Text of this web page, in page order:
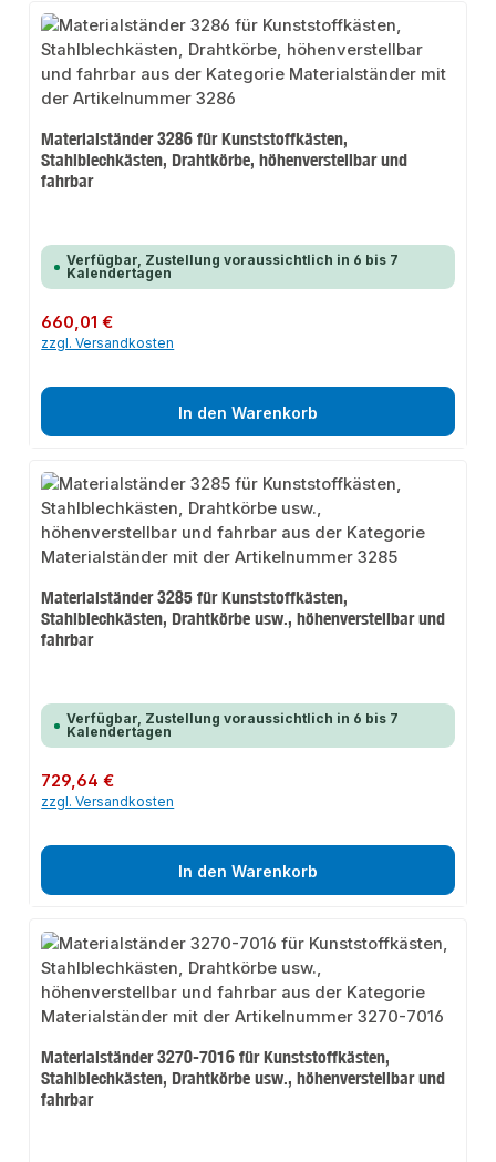
Materialständer 3286 für Kunststoffkästen,
Stahlblechkästen, Drahtkörbe, höhenverstellbar und
fahrbar
Verfügbar, Zustellung voraussichtlich in 6 bis 7
Kalendertagen
Regulärer Preis:
660,01 €
zzgl. Versandkosten
In den Warenkorb
Materialständer 3285 für Kunststoffkästen,
Stahlblechkästen, Drahtkörbe usw., höhenverstellbar und
fahrbar
Verfügbar, Zustellung voraussichtlich in 6 bis 7
Kalendertagen
Regulärer Preis:
729,64 €
zzgl. Versandkosten
In den Warenkorb
Materialständer 3270-7016 für Kunststoffkästen,
Stahlblechkästen, Drahtkörbe usw., höhenverstellbar und
fahrbar